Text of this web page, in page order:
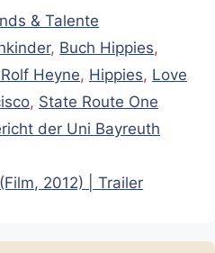
& Talente
, Buch Hippies,
Heyne, Hippies, Love
, State Route One
der Uni Bayreuth
2012) | Trailer